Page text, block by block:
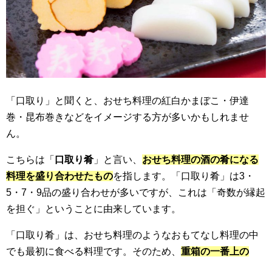
「口取り」と聞くと、おせち料理の紅白かまぼこ・伊達
巻・昆布巻きなどをイメージする方が多いかもしれませ
ん。
こちらは「 口取り肴 」と言い、 おせち料理の酒の肴になる
料理を盛り合わせたものを指します。「口取り肴」は3・
5・7・9品の盛り合わせが多いですが、これは「奇数が縁起
を担ぐ」ということに由来しています。
「口取り肴」は、おせち料理のようなおもてなし料理の中
でも最初に食べる料理です。そのため、 重箱の一番上の